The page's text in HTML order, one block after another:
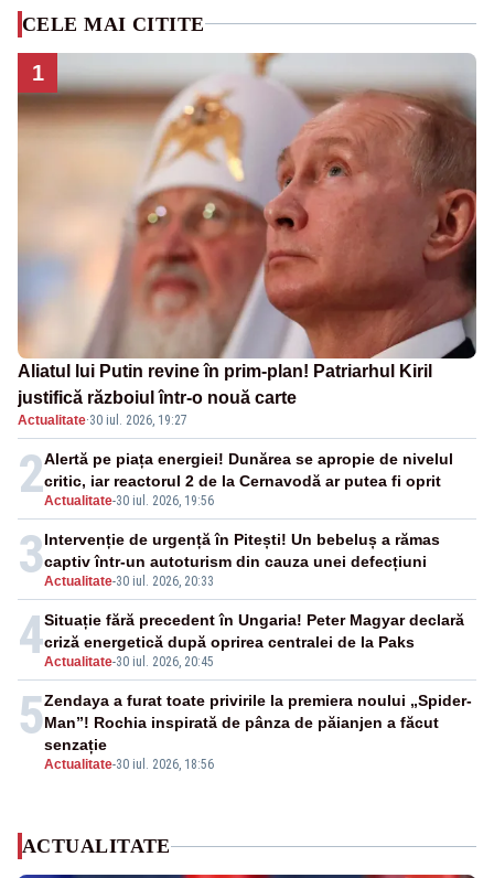
CELE MAI CITITE
1
Aliatul lui Putin revine în prim-plan! Patriarhul Kiril
justifică războiul într-o nouă carte
Actualitate·30 iul. 2026, 19:27
2Actualitate-30 iul. 2026, 19:56
Alertă pe piața energiei! Dunărea se apropie de nivelul
critic, iar reactorul 2 de la Cernavodă ar putea fi oprit
3Actualitate-30 iul. 2026, 20:33
Intervenție de urgență în Pitești! Un bebeluș a rămas
captiv într-un autoturism din cauza unei defecțiuni
4Actualitate-30 iul. 2026, 20:45
Situație fără precedent în Ungaria! Peter Magyar declară
criză energetică după oprirea centralei de la Paks
5
Actualitate-30 iul. 2026, 18:56
Zendaya a furat toate privirile la premiera noului „Spider-
Man”! Rochia inspirată de pânza de păianjen a făcut
senzație
ACTUALITATE